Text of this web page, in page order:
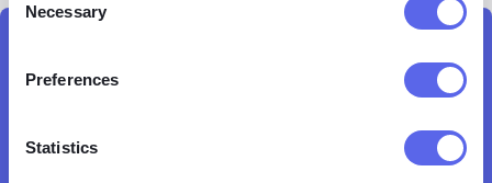
Selection
Necessary
Preferences
Statistics
온라인에서 얼굴이 나타나는지 확인하십시오*